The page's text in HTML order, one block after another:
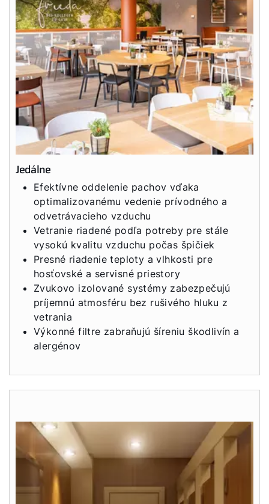
Jedálne
Efektívne oddelenie pachov vďaka
optimalizovanému vedenie prívodného a
odvetrávacieho vzduchu
Vetranie riadené podľa potreby pre stále
vysokú kvalitu vzduchu počas špičiek
Presné riadenie teploty a vlhkosti pre
hosťovské a servisné priestory
Zvukovo izolované systémy zabezpečujú
príjemnú atmosféru bez rušivého hluku z
vetrania
Výkonné filtre zabraňujú šíreniu škodlivín a
alergénov